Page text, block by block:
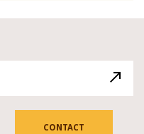
CONTACT